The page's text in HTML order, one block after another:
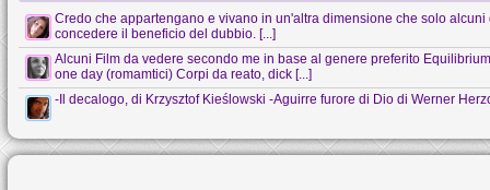
Credo che appartengano e vivano in un'altra dimensione che solo
concedere il beneficio del dubbio. [...]
Alcuni Film da vedere secondo me in base al genere preferito
one day (romamtici) Corpi da reato, dick [...]
-Il decalogo, di Krzysztof Kieślowski -Aguirre furore di Dio di Werner